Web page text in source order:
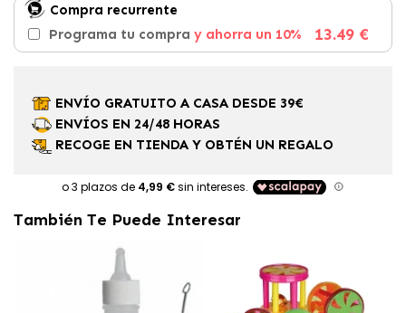
Compra recurrente
Programa tu compra y ahorra un 10% 13.49 €
ENVÍO GRATUITO A CASA DESDE 39€
ENVÍOS EN 24/48 HORAS
RECOGE EN TIENDA Y OBTÉN UN REGALO
También Te Puede Interesar